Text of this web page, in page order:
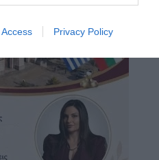
Privacy Policy